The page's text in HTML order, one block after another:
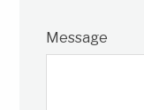
Message